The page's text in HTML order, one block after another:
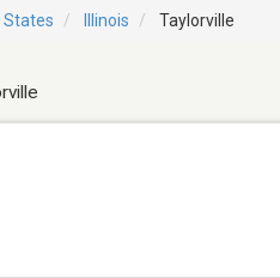
States Illinois Taylorville